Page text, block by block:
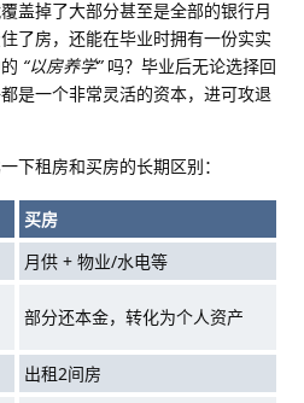
盖掉了大部分甚至是全部的银行月
了房，还能在毕业时拥有一份实实
“以房养学”吗？毕业后无论选择回
是一个非常灵活的资本，进可攻退
下租房和买房的长期区别：
买房
月供 + 物业/水电等
部分还本金，转化为个人资产
出租2间房